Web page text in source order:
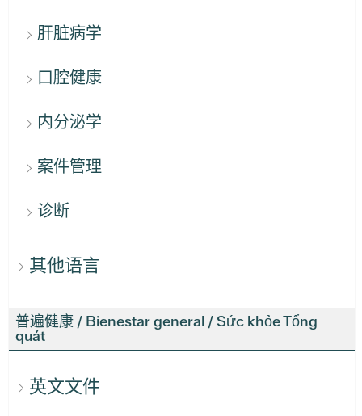
肝脏病学
口腔健康
内分泌学
案件管理
诊断
其他语言
普遍健康 / Bienestar general / Sức khỏe Tổng
quát
英文文件